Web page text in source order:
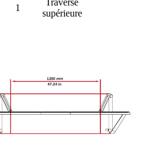
1
Traverse
supérieure